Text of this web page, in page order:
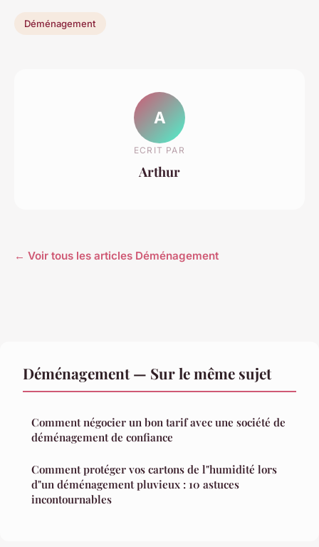
Déménagement
A
ECRIT PAR
Arthur
← Voir tous les articles Déménagement
Déménagement — Sur le même sujet
Comment négocier un bon tarif avec une société de
déménagement de confiance
Comment protéger vos cartons de l"humidité lors
d"un déménagement pluvieux : 10 astuces
incontournables